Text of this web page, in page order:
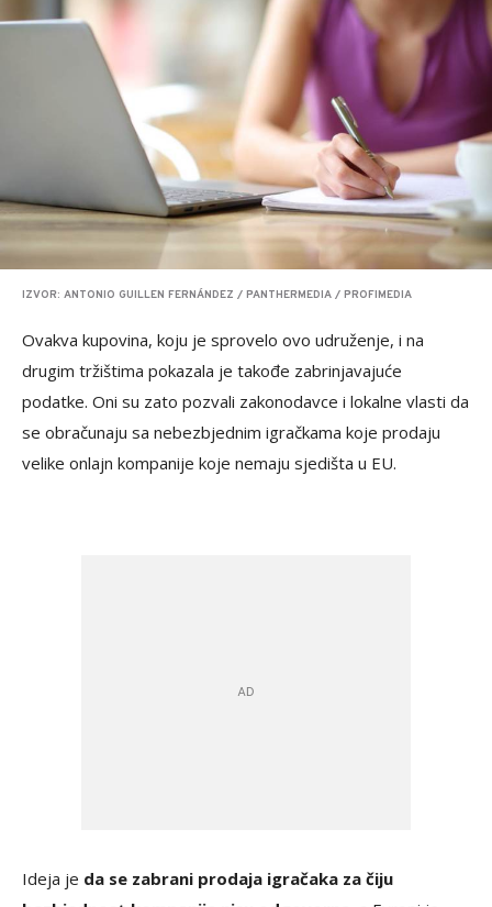
IZVOR: ANTONIO GUILLEN FERNÁNDEZ / PANTHERMEDIA / PROFIMEDIA
Ovakva kupovina, koju je sprovelo ovo udruženje, i na
drugim tržištima pokazala je takođe zabrinjavajuće
podatke. Oni su zato pozvali zakonodavce i lokalne vlasti da
se obračunaju sa nebezbjednim igračkama koje prodaju
velike onlajn kompanije koje nemaju sjedišta u EU.
Ideja je da se zabrani prodaja igračaka za čiju